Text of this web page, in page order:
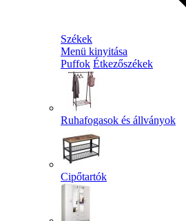
Székek
Menü kinyitása
Puffok Étkezőszékek
Ruhafogasok és állványok
Cipőtartók